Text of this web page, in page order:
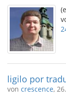
ligilo por
von crescence,